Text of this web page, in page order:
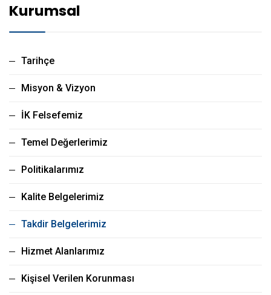
Kurumsal
Tarihçe
Misyon & Vizyon
İK Felsefemiz
Temel Değerlerimiz
Politikalarımız
Kalite Belgelerimiz
Takdir Belgelerimiz
Hizmet Alanlarımız
Kişisel Verilen Korunması